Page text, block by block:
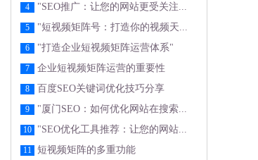
4 "SEO推广：让您的网站更受关注...
5 "短视频矩阵号：打造你的视频天...
6 "打造企业短视频矩阵运营体系"
7 企业短视频矩阵运营的重要性
8 百度SEO关键词优化技巧分享
9 "厦门SEO：如何优化网站在搜索...
10 "SEO优化工具推荐：让您的网站...
11 短视频矩阵的多重功能